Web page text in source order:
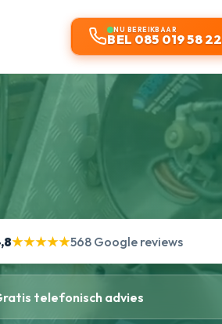
NU BEREIKBAAR
BEL 085 019 58 22
★★★★★568 Google reviews
telefonisch advies